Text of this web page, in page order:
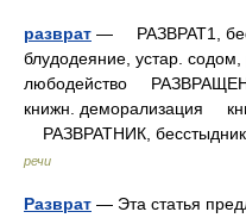
разврат — РАЗВРАТ1,
блудодеяние, устар. содом,
любодейство
книжн. деморализация
РАЗВРАТНИК,
речи
Разврат — Эта статья